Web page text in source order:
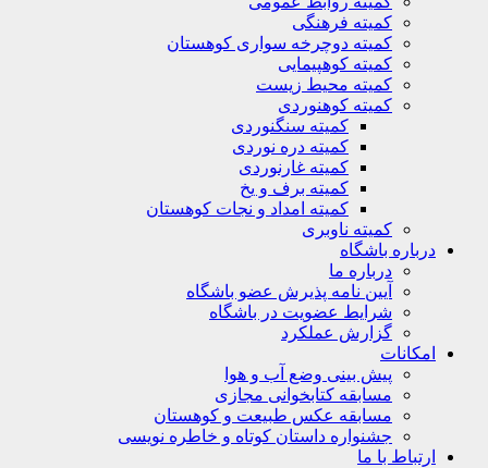
کمیته فرهنگی
کمیته دوچرخه سواری کوهستان
کمیته کوهپیمایی
کمیته محیط زیست
کمیته کوهنوردی
کمیته سنگنوردی
کمیته دره نوردی
کمیته غارنوردی
کمیته برف و یخ
کمیته امداد و نجات کوهستان
کمیته ناوبری
باشگاه
درباره ما
آیین نامه پذیرش عضو باشگاه
شرایط عضویت در باشگاه
گزارش عملکرد
پیش بینی وضع آب و هوا
مسابقه کتابخوانی مجازی
مسابقه عکس طبیعت و کوهستان
جشنواره داستان کوتاه و خاطره نویسی
با ما